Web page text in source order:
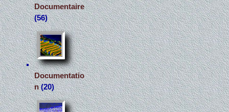
Documentaire
(56)
Documentatio
n(20)